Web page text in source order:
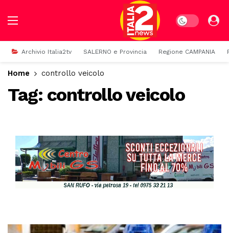
Dark mode
Archivio Italia2tv SALERNO e Provincia Regione CAMPANIA
Home controllo veicolo
Tag: controllo veicolo